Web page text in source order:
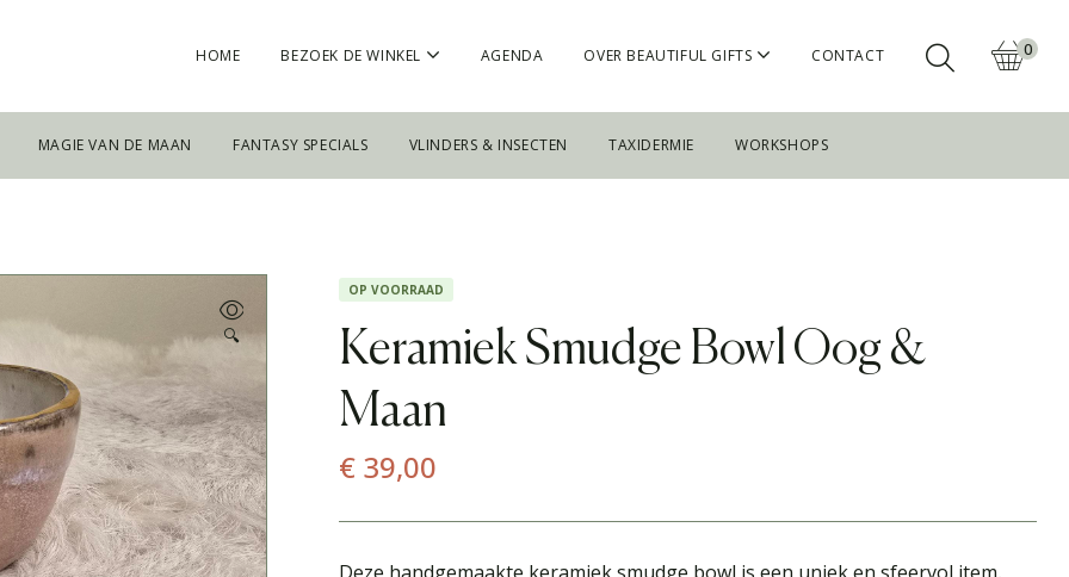
HOME BEZOEK DE WINKEL AGENDA OVER BEAUTIFUL GIFTS CONTACT 0
MAGIE VAN DE MAAN FANTASY SPECIALS VLINDERS & INSECTEN TAXIDERMIE WORKSHOPS
🔍
OP VOORRAAD
Keramiek Smudge Bowl Oog &
Maan
€ 39,00
Deze handgemaakte keramiek smudge bowl is een uniek en sfeervol item,